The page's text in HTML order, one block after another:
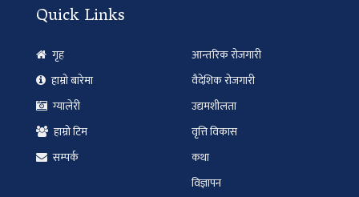
Quick Links
गृह
हाम्रो बारेमा
ग्यालेरी
हाम्रो टिम
सम्पर्क
आन्तरिक रोजगारी
वैदेशिक रोजगारी
उद्यमशीलता
वृत्ति विकास
कथा
विज्ञापन